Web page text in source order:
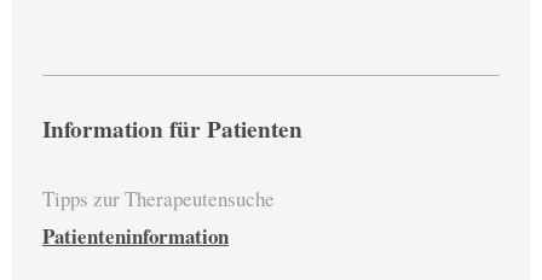
Information für Patienten
Tipps zur Therapeutensuche
Patienteninformation